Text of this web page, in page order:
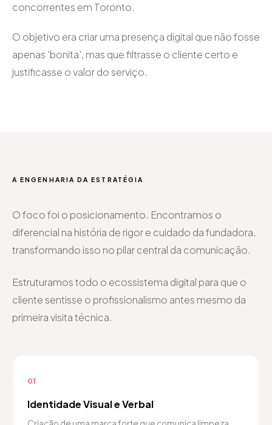
concorrentes em Toronto.
O objetivo era criar uma presença digital que não fosse
apenas 'bonita', mas que filtrasse o cliente certo e
justificasse o valor do serviço.
A ENGENHARIA DA ESTRATÉGIA
O foco foi o posicionamento. Encontramos o
diferencial na história de rigor e cuidado da fundadora,
transformando isso no pilar central da comunicação.
Estruturamos todo o ecossistema digital para que o
cliente sentisse o profissionalismo antes mesmo da
primeira visita técnica.
01
Identidade Visual e Verbal